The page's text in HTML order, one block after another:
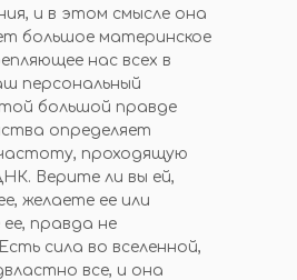
и в этом смысле она
большое материнское
нас всех в
персональный
большой правде
определяет
проходящую
Верите ли вы ей,
желаете ее или
правда не
сила во вселенной,
все, и она